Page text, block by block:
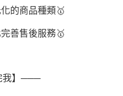
的商品種類 🥇
善售後服務🥇
我】───